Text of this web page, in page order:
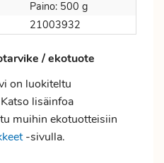
Paino: 500 g
21003932
/ ekotuote
on luokiteltu
lisäinfoa
muihin ekotuotteisiin
-sivulla.